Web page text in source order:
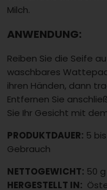
Milch.
ANWENDUNG:
Reiben Sie die Seife
waschbares
ihren Händen, dann
Entfernen Sie
Sie Ihr Gesicht mit
PRODUKTDAUER: 5
Gebrauch
NETTOGEWICHT: 50
HERGESTELLT IN: